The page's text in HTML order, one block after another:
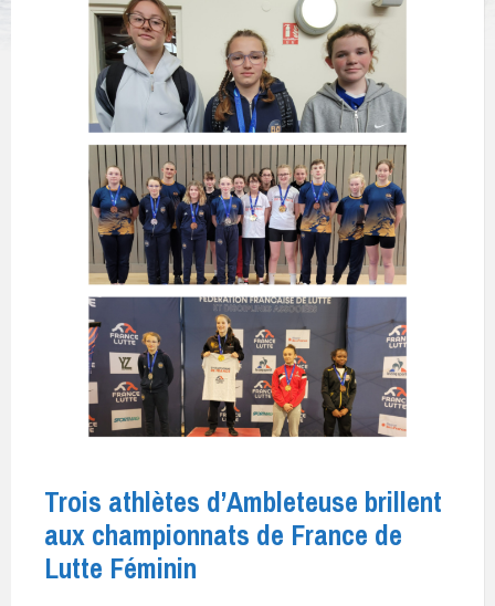
Trois athlètes d’Ambleteuse brillent
aux championnats de France de
Lutte Féminin